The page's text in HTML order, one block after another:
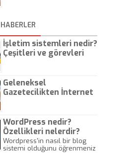
İşletim sistemleri nedir?
Çeşitleri ve görevleri
Geleneksel
Gazetecilikten İnternet
WordPress nedir?
Özellikleri nelerdir?
Wordpress'in nasıl bir blog
sistemi olduğunu öğrenmeniz